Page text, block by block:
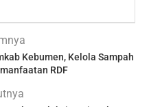
Kebumen, Kelola Sampah
RDF